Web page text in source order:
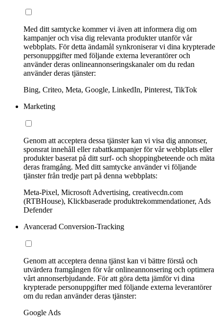
Med ditt samtycke kommer vi även att informera dig om
kampanjer och visa dig relevanta produkter utanför vår
webbplats. För detta ändamål synkroniserar vi dina krypterade
personuppgifter med följande externa leverantörer och
använder deras onlineannonseringskanaler om du redan
använder deras tjänster:
Bing, Criteo, Meta, Google, LinkedIn, Pinterest, TikTok
Marketing
Genom att acceptera dessa tjänster kan vi visa dig annonser,
sponsrat innehåll eller rabattkampanjer för vår webbplats eller
produkter baserat på ditt surf- och shoppingbeteende och mäta
deras framgång. Med ditt samtycke använder vi följande
tjänster från tredje part på denna webbplats:
Meta-Pixel, Microsoft Advertising, creativecdn.com
(RTBHouse), Klickbaserade produktrekommendationer, Ads
Defender
Avancerad Conversion-Tracking
Genom att acceptera denna tjänst kan vi bättre förstå och
utvärdera framgången för vår onlineannonsering och optimera
vårt annonserbjudande. För att göra detta jämför vi dina
krypterade personuppgifter med följande externa leverantörer
om du redan använder deras tjänster:
Google Ads